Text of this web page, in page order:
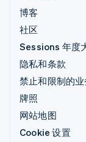
博客
社区
Sessions 年度
隐私和条款
禁止和限制的业
牌照
网站地图
Cookie 设置